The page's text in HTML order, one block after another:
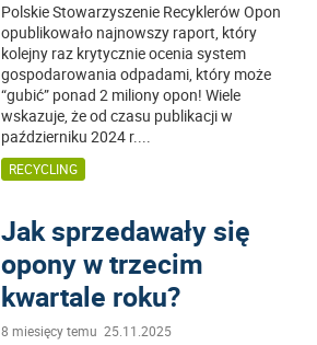
Polskie Stowarzyszenie Recyklerów Opon
opublikowało najnowszy raport, który
kolejny raz krytycznie ocenia system
gospodarowania odpadami, który może
“gubić” ponad 2 miliony opon! Wiele
wskazuje, że od czasu publikacji w
październiku 2024 r....
RECYCLING
Jak sprzedawały się
opony w trzecim
kwartale roku?
8 miesięcy temu 25.11.2025